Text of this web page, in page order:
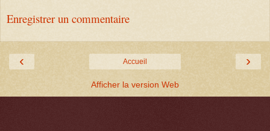
Enregistrer un commentaire
‹ ›
Accueil
Afficher la version Web